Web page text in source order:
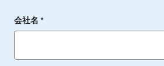
会社名 *